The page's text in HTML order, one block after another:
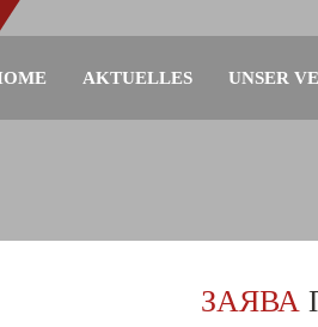
AKTUELLES UNSER
ЗАЯВА